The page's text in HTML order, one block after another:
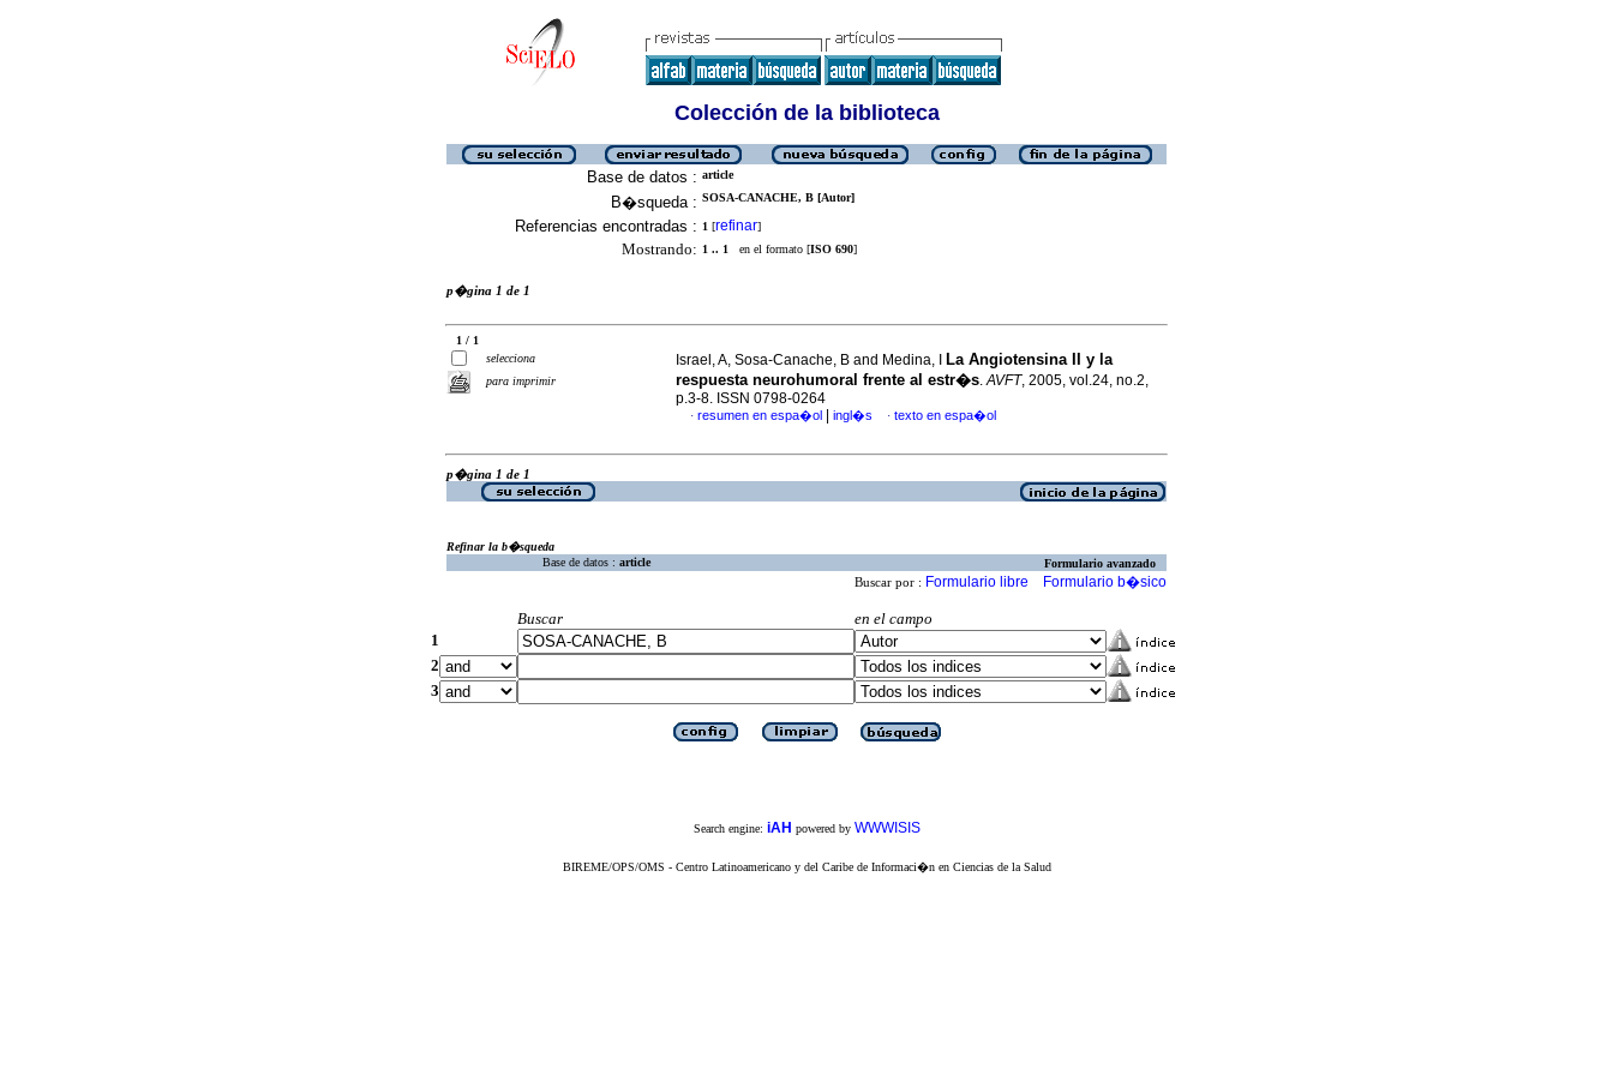
Colección de la biblioteca
Base de datos : article
B�squeda : SOSA-CANACHE, B [Autor]
Referencias encontradas : 1 [refinar]
Mostrando: 1 .. 1 en el formato [ISO 690]
p�gina 1 de 1
1 / 1
selecciona
para imprimir
Israel, A, Sosa-Canache, B and Medina, I
La Angiotensina II y la
respuesta neurohumoral frente al estr�s.AVFT, 2005, vol.24, no.2,
p.3-8. ISSN 0798-0264
· resumen en espa�ol ingl�s · texto en espa�ol
p�gina 1 de 1
Refinar la b�squeda
Base de datos : article Formulario avanzado
Buscar por : Formulario libre Formulario b�sico
Buscar
en el campo
1
2
3
Search engine: iAH powered by WWWISIS
BIREME/OPS/OMS - Centro Latinoamericano y del Caribe de Informaci�n en Ciencias de la Salud